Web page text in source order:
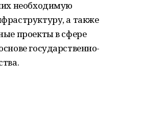
необходимую
а также
проекты в сфере
государственно-